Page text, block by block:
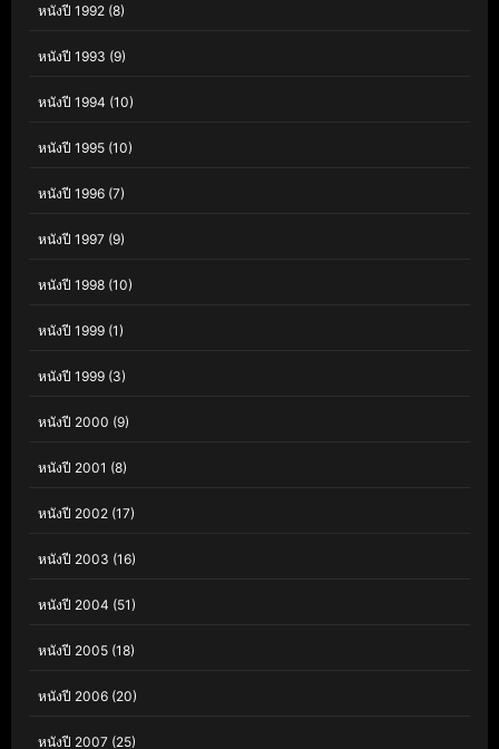
หนังปี 1992 (8)
หนังปี 1993 (9)
หนังปี 1994 (10)
หนังปี 1995 (10)
หนังปี 1996 (7)
หนังปี 1997 (9)
หนังปี 1998 (10)
หนังปี 1999 (1)
หนังปี 1999 (3)
หนังปี 2000 (9)
หนังปี 2001 (8)
หนังปี 2002 (17)
หนังปี 2003 (16)
หนังปี 2004 (51)
หนังปี 2005 (18)
หนังปี 2006 (20)
หนังปี 2007 (25)